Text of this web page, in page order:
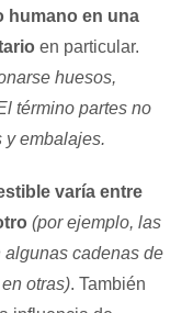
humano en una
en particular.
huesos,
término partes no
y embalajes.
varía entre
(por ejemplo, las
algunas cadenas de
otras). También